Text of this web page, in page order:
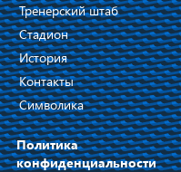
Тренерский штаб
Стадион
История
Контакты
Символика
Политика
конфиденциальности